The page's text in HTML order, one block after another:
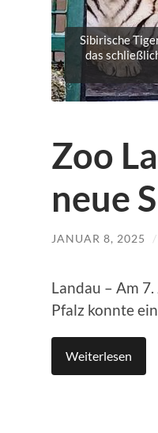
Sibirische
das
Zoo
neue
JANUAR 8, 2025 /
Landau – Am
Pfalz konnte
Weiterlesen